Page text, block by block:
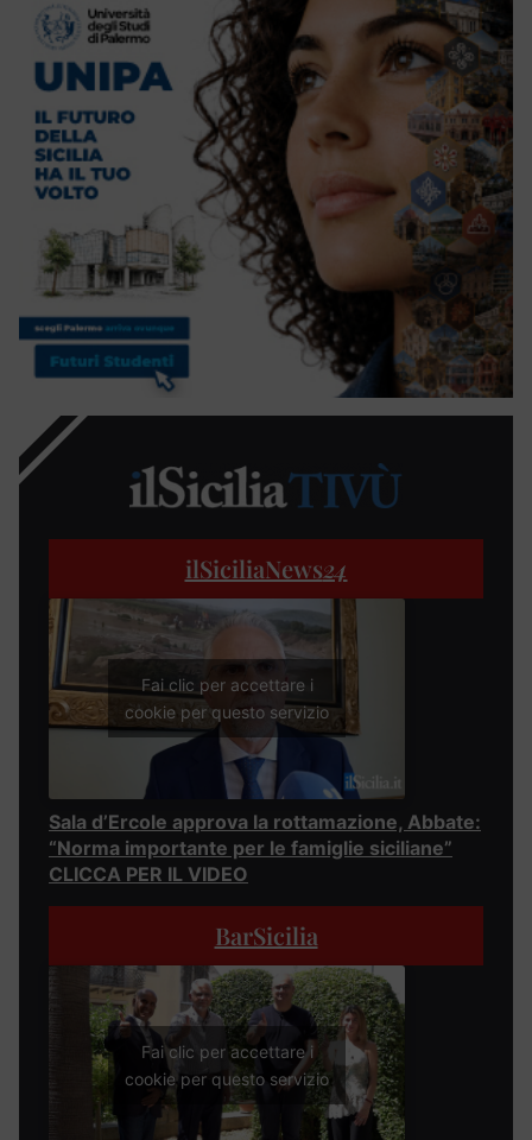
ilSiciliaNews24
Fai clic per accettare i
cookie per questo servizio
Sala d’Ercole approva la rottamazione, Abbate:
“Norma importante per le famiglie siciliane”
CLICCA PER IL VIDEO
BarSicilia
Fai clic per accettare i
cookie per questo servizio